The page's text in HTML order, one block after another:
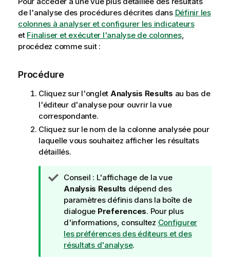
de l'analyse des procédures décrites dans Définir les
colonnes à analyser et configurer les indicateurs
et Finaliser et exécuter l'analyse de colonnes,
procédez comme suit :
Procédure
Cliquez sur l'onglet Analysis Results au bas de
l'éditeur d'analyse pour ouvrir la vue
correspondante.
Cliquez sur le nom de la colonne analysée pour
laquelle vous souhaitez afficher les résultats
détaillés.
N
o
t
e
I
n
f
Conseil : L'affichage de la vue
Analysis Results dépend des
paramètres définis dans la boîte de
dialogue Preferences. Pour plus
d'informations, consultez Configurer
les préférences des éditeurs et des
résultats d'analyse.